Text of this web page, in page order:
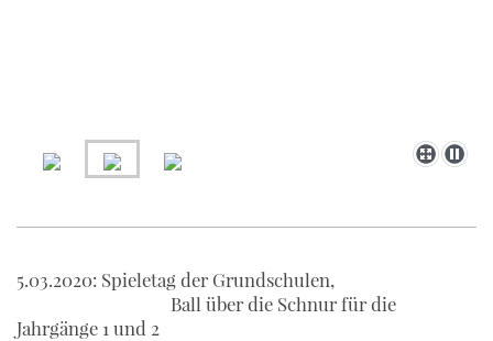
5.03.2020: Spieletag der Grundschulen,
Ball über die Schnur für die
Jahrgänge 1 und 2